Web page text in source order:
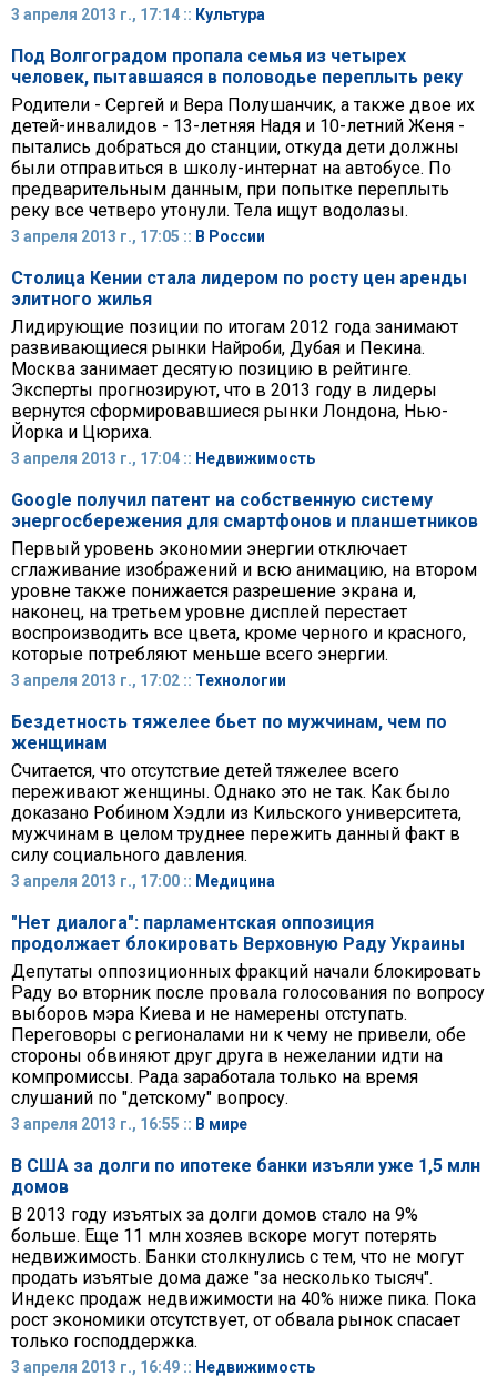
3 апреля 2013 г., 17:14 :: Культура
Под Волгоградом пропала семья из четырех
человек, пытавшаяся в половодье переплыть реку
Родители - Сергей и Вера Полушанчик, а также двое их
детей-инвалидов - 13-летняя Надя и 10-летний Женя -
пытались добраться до станции, откуда дети должны
были отправиться в школу-интернат на автобусе. По
предварительным данным, при попытке переплыть
реку все четверо утонули. Тела ищут водолазы.
3 апреля 2013 г., 17:05 :: В России
Столица Кении стала лидером по росту цен аренды
элитного жилья
Лидирующие позиции по итогам 2012 года занимают
развивающиеся рынки Найроби, Дубая и Пекина.
Москва занимает десятую позицию в рейтинге.
Эксперты прогнозируют, что в 2013 году в лидеры
вернутся сформировавшиеся рынки Лондона, Нью-
Йорка и Цюриха.
3 апреля 2013 г., 17:04 :: Недвижимость
Google получил патент на собственную систему
энергосбережения для смартфонов и планшетников
Первый уровень экономии энергии отключает
сглаживание изображений и всю анимацию, на втором
уровне также понижается разрешение экрана и,
наконец, на третьем уровне дисплей перестает
воспроизводить все цвета, кроме черного и красного,
которые потребляют меньше всего энергии.
3 апреля 2013 г., 17:02 :: Технологии
Бездетность тяжелее бьет по мужчинам, чем по
женщинам
Считается, что отсутствие детей тяжелее всего
переживают женщины. Однако это не так. Как было
доказано Робином Хэдли из Кильского университета,
мужчинам в целом труднее пережить данный факт в
силу социального давления.
3 апреля 2013 г., 17:00 :: Медицина
"Нет диалога": парламентская оппозиция
продолжает блокировать Верховную Раду Украины
Депутаты оппозиционных фракций начали блокировать
Раду во вторник после провала голосования по вопросу
выборов мэра Киева и не намерены отступать.
Переговоры с регионалами ни к чему не привели, обе
стороны обвиняют друг друга в нежелании идти на
компромиссы. Рада заработала только на время
слушаний по "детскому" вопросу.
3 апреля 2013 г., 16:55 :: В мире
В США за долги по ипотеке банки изъяли уже 1,5 млн
домов
В 2013 году изъятых за долги домов стало на 9%
больше. Еще 11 млн хозяев вскоре могут потерять
недвижимость. Банки столкнулись с тем, что не могут
продать изъятые дома даже "за несколько тысяч".
Индекс продаж недвижимости на 40% ниже пика. Пока
рост экономики отсутствует, от обвала рынок спасает
только господдержка.
3 апреля 2013 г., 16:49 :: Недвижимость